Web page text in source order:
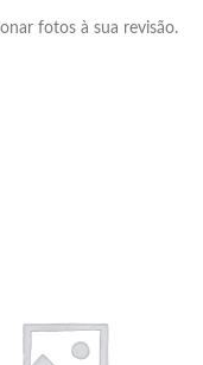
fotos à sua revisão.